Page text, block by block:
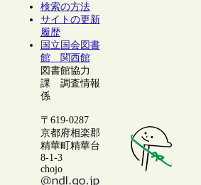
検索の方法
サイトの更新
履歴
国立国会図書
館 関西館
図書館協力
課 調査情報
係
〒619-0287
京都府相楽郡
精華町精華台
8-1-3
chojo